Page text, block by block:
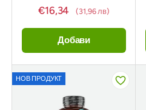
€16,34 (31,96 лв)
Добави
НОВ ПРОДУКТ